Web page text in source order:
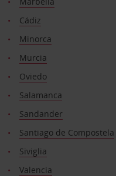
Cádiz
Minorca
Murcia
Oviedo
Salamanca
Sandander
Santiago de Compostela
Siviglia
Valencia